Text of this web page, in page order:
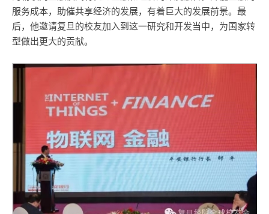
服务成本，助催共享经济的发展，有着巨大的发展前景。最
后，他邀请复旦的校友加入到这一研究和开发当中，为国家转
型做出更大的贡献。